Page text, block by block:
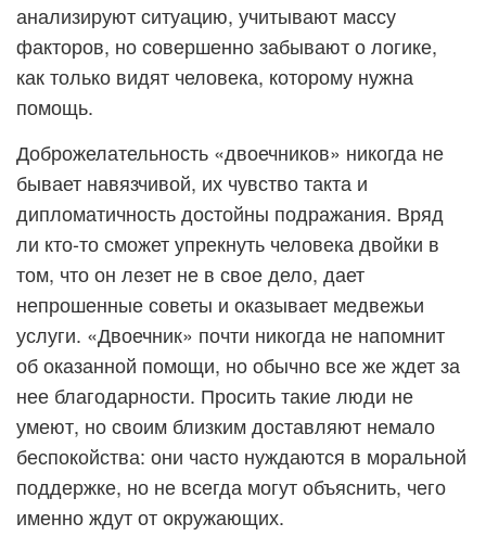
анализируют ситуацию, учитывают массу
факторов, но совершенно забывают о логике,
как только видят человека, которому нужна
помощь.
Доброжелательность «двоечников» никогда не
бывает навязчивой, их чувство такта и
дипломатичность достойны подражания. Вряд
ли кто-то сможет упрекнуть человека двойки в
том, что он лезет не в свое дело, дает
непрошенные советы и оказывает медвежьи
услуги. «Двоечник» почти никогда не напомнит
об оказанной помощи, но обычно все же ждет за
нее благодарности. Просить такие люди не
умеют, но своим близким доставляют немало
беспокойства: они часто нуждаются в моральной
поддержке, но не всегда могут объяснить, чего
именно ждут от окружающих.